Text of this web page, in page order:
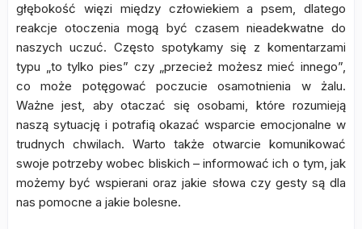
głębokość więzi między człowiekiem a psem, dlatego
reakcje otoczenia mogą być czasem nieadekwatne do
naszych uczuć. Często spotykamy się z komentarzami
typu „to tylko pies” czy „przecież możesz mieć innego”,
co może potęgować poczucie osamotnienia w żalu.
Ważne jest, aby otaczać się osobami, które rozumieją
naszą sytuację i potrafią okazać wsparcie emocjonalne w
trudnych chwilach. Warto także otwarcie komunikować
swoje potrzeby wobec bliskich – informować ich o tym, jak
możemy być wspierani oraz jakie słowa czy gesty są dla
nas pomocne a jakie bolesne.